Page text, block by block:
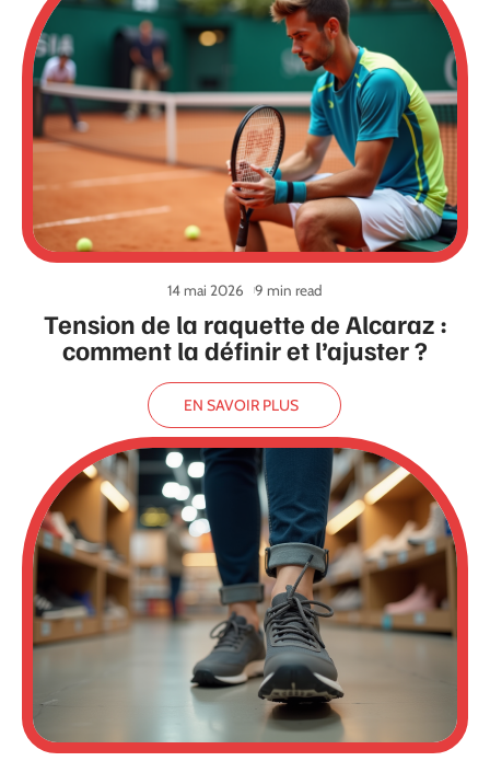
Tension de la raquette de Alcaraz :
comment la définir et l’ajuster ?
14 mai 2026 9 min read
EN SAVOIR PLUS